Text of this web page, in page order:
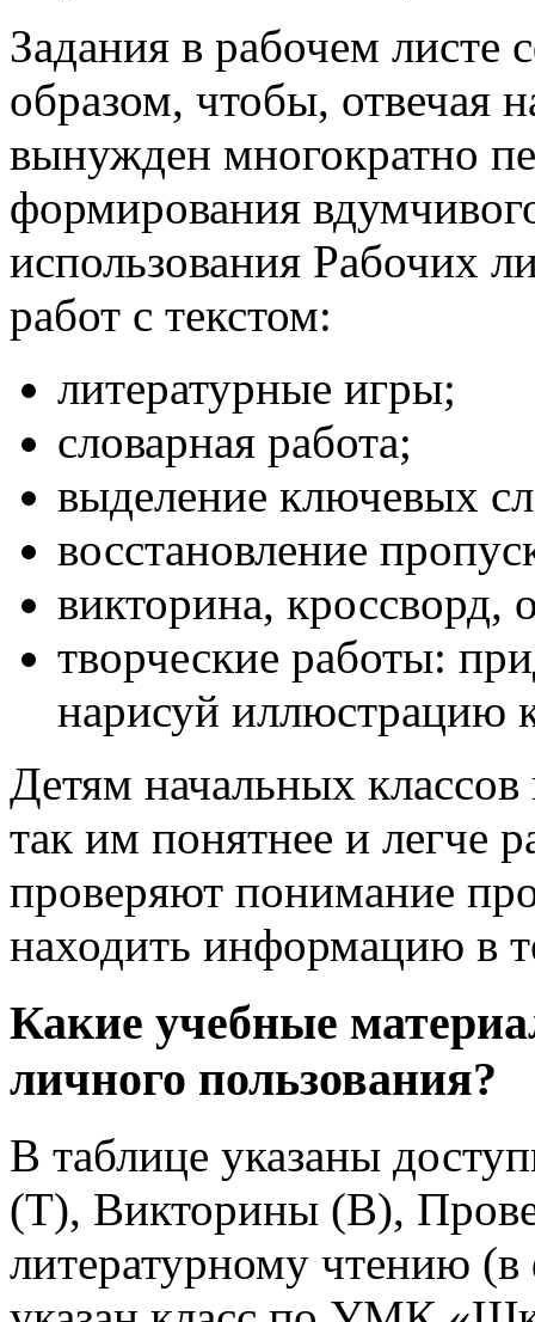
Задания в рабочем
образом, чтобы, отвечая
вынужден многократно
формирования
использования Рабочих
работ с текстом:
литературные игры;
словарная работа;
выделение ключевых
восстановление
викторина, кроссворд,
творческие работы:
нарисуй иллюстрацию
Детям начальных классов
так им понятнее и легче
проверяют понимание
находить информацию в
Какие учебные
личного пользования?
В таблице указаны
(Т), Викторины (В),
литературному чтению (в